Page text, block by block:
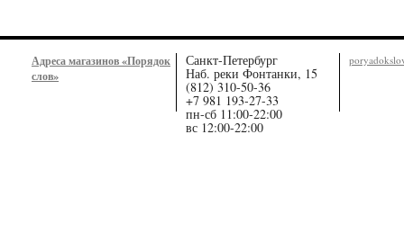
Адреса магазинов «Порядок
слов»
Санкт-Петербург
Наб. реки Фонтанки, 15
(812) 310-50-36
+7 981 193-27-33
пн-сб 11:00-22:00
вс 12:00-22:00